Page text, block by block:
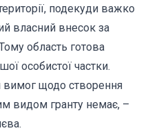
подекуди важко
власний внесок за
область готова
особистої частки.
щодо створення
видом гранту немає, –